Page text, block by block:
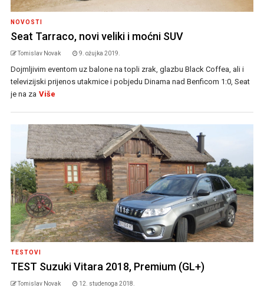
NOVOSTI
Seat Tarraco, novi veliki i moćni SUV
Tomislav Novak 9. ožujka 2019.
Dojmljivim eventom uz balone na topli zrak, glazbu Black Coffea, ali i
televizijski prijenos utakmice i pobjedu Dinama nad Benficom 1:0, Seat
je na za Više
TESTOVI
TEST Suzuki Vitara 2018, Premium (GL+)
Tomislav Novak 12. studenoga 2018.